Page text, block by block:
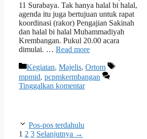
11 Surabaya. Tak hanya halal bi halal,
agenda itu juga bertujuan untuk rapat
koordinasi (rakor) Pengajian Sakinah
dan halal bi halal Muhammadiyah
Krembangan. Pukul 20.00 acara
dimulai. … Read more
Kategori
Kegiatan, Majelis, Ortom
Tag
mpmid, pcpmkermbangan
Tinggalkan komentar
Pos-pos terdahulu
Halaman
1 Halaman
2 Halaman
3 Selanjutnya →